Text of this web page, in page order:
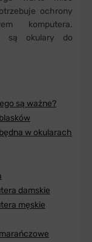
ochrony
komputera.
są okulary do
są ważne?
w okularach
damskie
męskie